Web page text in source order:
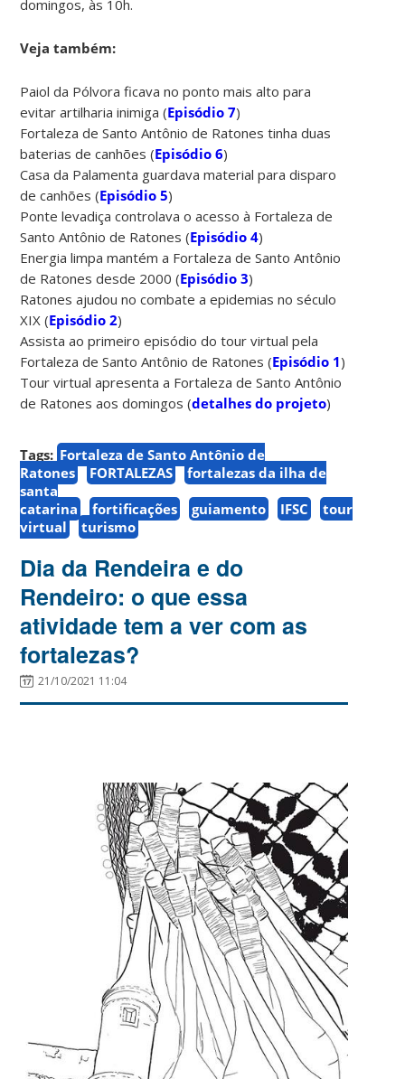
domingos, às 10h.
Veja também:
Paiol da Pólvora ficava no ponto mais alto para
evitar artilharia inimiga (Episódio 7)
Fortaleza de Santo Antônio de Ratones tinha duas
baterias de canhões (Episódio 6)
Casa da Palamenta guardava material para disparo
de canhões (Episódio 5)
Ponte levadiça controlava o acesso à Fortaleza de
Santo Antônio de Ratones (Episódio 4)
Energia limpa mantém a Fortaleza de Santo Antônio
de Ratones desde 2000 (Episódio 3)
Ratones ajudou no combate a epidemias no século
XIX (Episódio 2)
Assista ao primeiro episódio do tour virtual pela
Fortaleza de Santo Antônio de Ratones (Episódio 1)
Tour virtual apresenta a Fortaleza de Santo Antônio
de Ratones aos domingos (detalhes do projeto)
Tags: Fortaleza de Santo Antônio de
Ratones
FORTALEZAS
fortalezas da ilha de
santa
catarina
fortificações guiamento IFSC
tour
virtual
turismo
Dia da Rendeira e do
Rendeiro: o que essa
atividade tem a ver com as
fortalezas?
21/10/2021 11:04